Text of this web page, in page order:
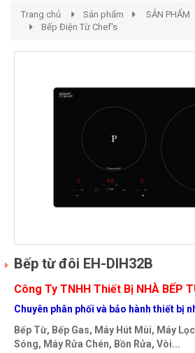
Trang chủ Sản phẩm SẢN PHẨM
Bếp Điện Từ Chef's
Bếp từ đôi EH-DIH32B
Công Ty TNHH Thiết Bị NHÀ BẾP
Chuyên phân phối và bảo hành thiết bị
Bếp Từ, Bếp Gas, Máy Hút Mùi, Máy
Sóng, Máy Rửa Chén, Bồn Rửa, Vòi...